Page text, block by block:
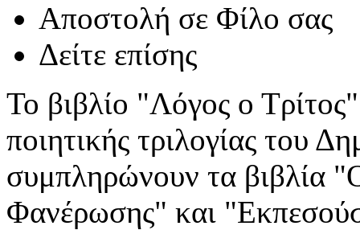
Αποστολή σε Φίλο σας
Δείτε επίσης
Το βιβλίο "Λόγος ο
ποιητικής τριλογίας του
συμπληρώνουν τα βιβλία
Φανέρωσης" και